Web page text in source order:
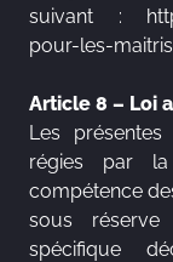
suivant :
pour-les-
Article 8 – Loi
Les
régies par
compétence
sous réserve
spécifique